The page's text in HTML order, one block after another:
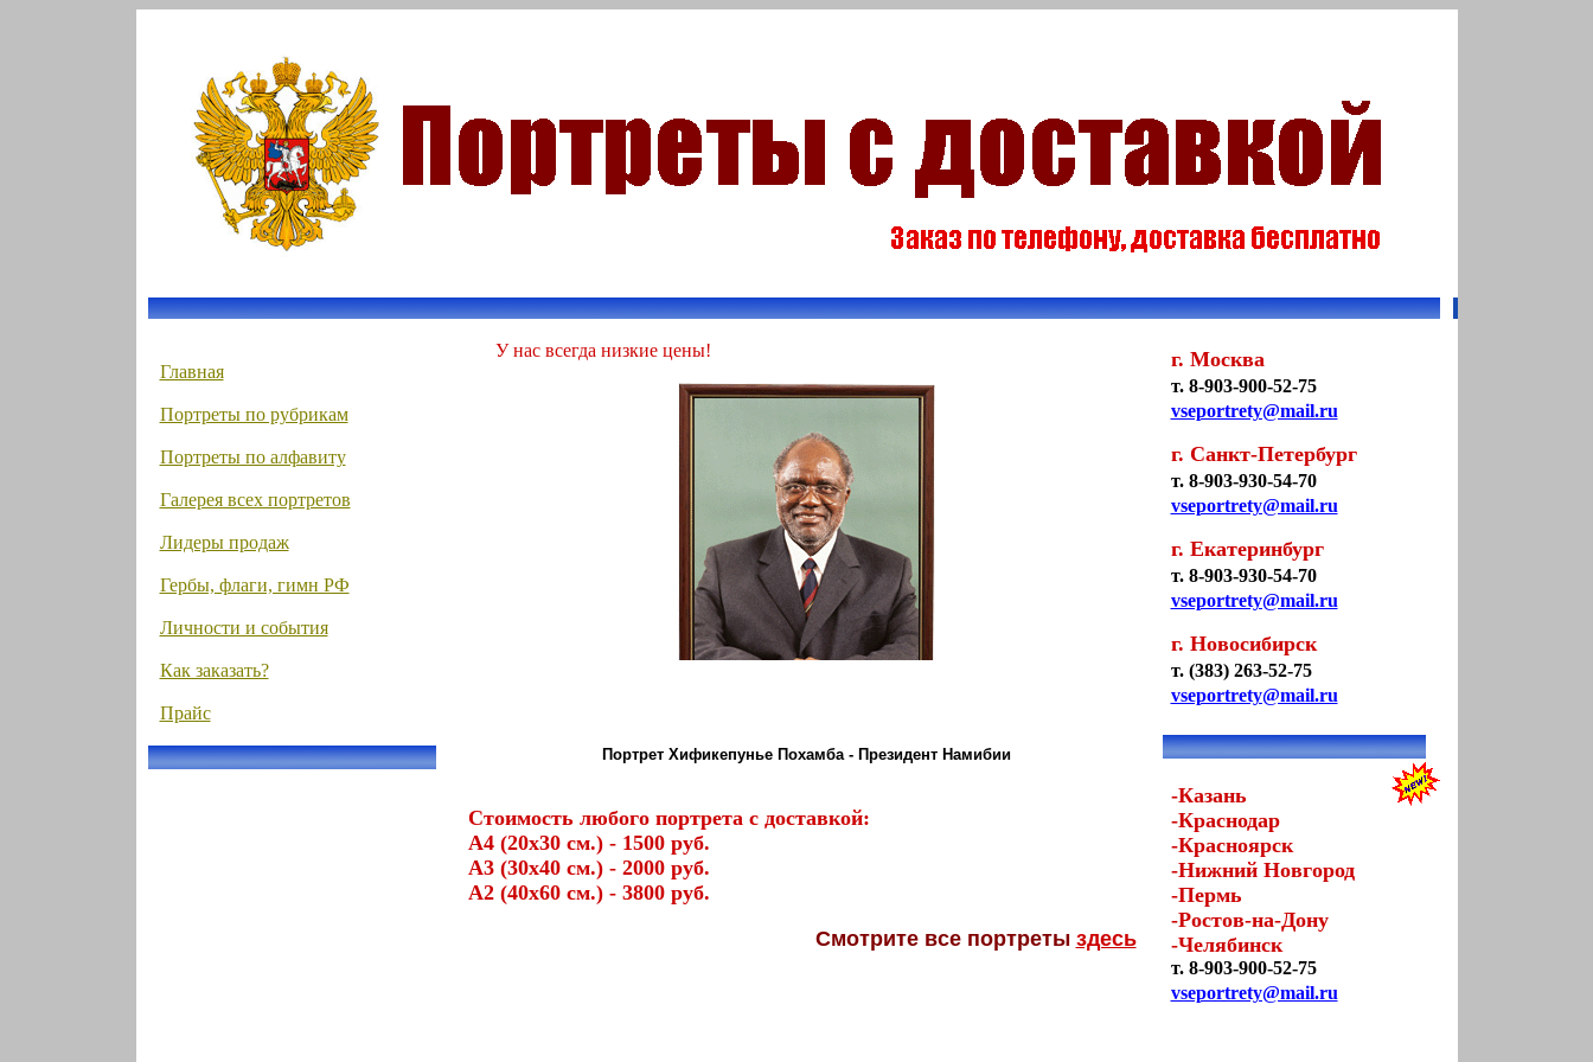
Главная
Портреты по рубрикам
Портреты по алфавиту
Галерея всех портретов
Лидеры продаж
Гербы, флаги, гимн РФ
Личности и события
Как заказать?
Прайс
У нас всегда низкие цены!
Портрет Хификепунье Похамба - Президент Намибии
Стоимость любого портрета с доставкой:
А4 (20х30 см.) - 1500 руб.
А3 (30х40 см.) - 2000 руб.
А2 (40х60 см.) - 3800 руб.
Смотритевсе портреты здесь
г. Москва
т. 8-903-900-52-75
vseportrety@mail.ru
г. Санкт-Петербург
т. 8-903-930-54-70
vseportrety@mail.ru
г. Екатеринбург
т. 8-903-930-54-70
vseportrety@mail.ru
г. Новосибирск
т. (383) 263-52-75
vseportrety@mail.ru
-Казань
-Краснодар
-Красноярск
-Нижний Новгород
-Пермь
-Ростов-на-Дону
-Челябинск
т. 8-903-900-52-75
vseportrety@mail.ru